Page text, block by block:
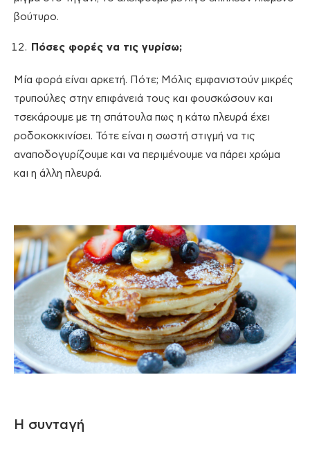
βούτυρο.
Πόσες φορές να τις γυρίσω;
Μία φορά είναι αρκετή. Πότε; Μόλις εμφανιστούν μικρές
τρυπούλες στην επιφάνειά τους και φουσκώσουν και
τσεκάρουμε με τη σπάτουλα πως η κάτω πλευρά έχει
ροδοκοκκινίσει. Τότε είναι η σωστή στιγμή να τις
αναποδογυρίζουμε και να περιμένουμε να πάρει χρώμα
και η άλλη πλευρά.
Η συνταγή